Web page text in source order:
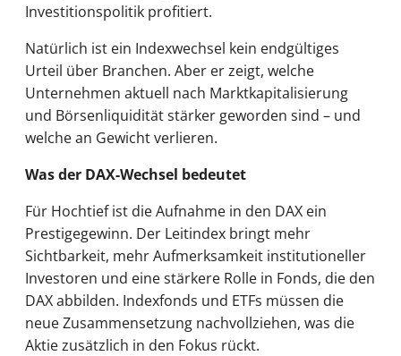
Investitionspolitik profitiert.
Natürlich ist ein Indexwechsel kein endgültiges
Urteil über Branchen. Aber er zeigt, welche
Unternehmen aktuell nach Marktkapitalisierung
und Börsenliquidität stärker geworden sind – und
welche an Gewicht verlieren.
Was der DAX-Wechsel bedeutet
Für Hochtief ist die Aufnahme in den DAX ein
Prestigegewinn. Der Leitindex bringt mehr
Sichtbarkeit, mehr Aufmerksamkeit institutioneller
Investoren und eine stärkere Rolle in Fonds, die den
DAX abbilden. Indexfonds und ETFs müssen die
neue Zusammensetzung nachvollziehen, was die
Aktie zusätzlich in den Fokus rückt.